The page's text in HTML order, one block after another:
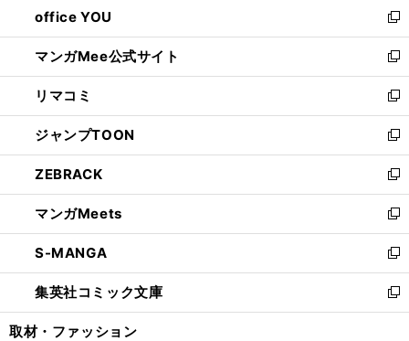
く
で
開
く
ィ
ン
ド
ウ
で
開
く
い
ウ
ィ
ン
ド
ウ
で
開
く
office YOU
新
し
い
ウ
ィ
ン
ド
ウ
で
開
く
マンガMee公式サイト
新
し
い
ウ
ィ
ン
ド
ウ
で
開
く
リマコミ
新
し
い
ウ
ィ
ン
ド
ウ
で
開
く
ジャンプTOON
新
し
い
ウ
ィ
ン
ド
ウ
で
開
ZEBRACK
新
し
い
ウ
ィ
ン
ド
ウ
マンガMeets
新
し
い
ウ
ィ
ン
S-MANGA
新
し
い
ウ
集英社コミック文庫
新
し
取材・ファッション